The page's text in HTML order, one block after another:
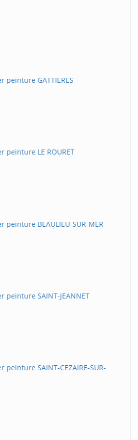
peinture GATTIERES
peinture LE ROURET
peinture BEAULIEU-SUR-MER
peinture SAINT-JEANNET
peinture SAINT-CEZAIRE-SUR-